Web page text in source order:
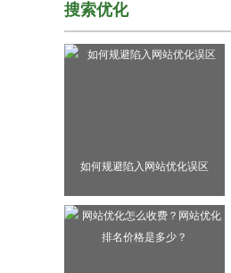
搜索优化
如何规避陷入网站优化误区